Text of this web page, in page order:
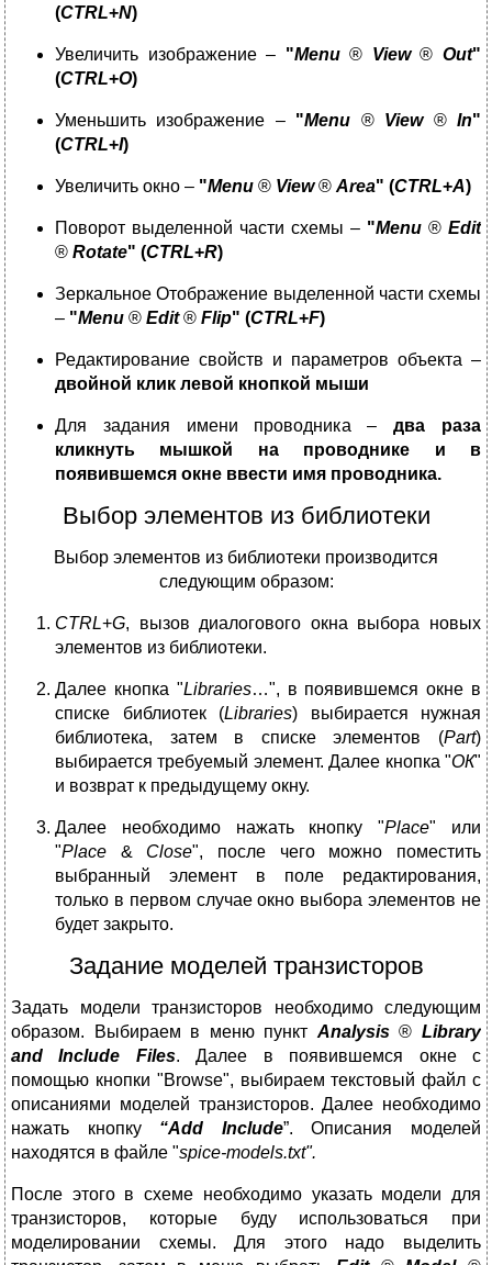
(CTRL+N)
Увеличить изображение – "Menu ® View ®Out"
(CTRL+O)
Уменьшить изображение – "Menu ® View ®In"
(CTRL+I)
Увеличить окно – "Menu ® View ® Area" (CTRL+A)
Поворот выделенной части схемы – "Menu ® Edit
® Rotate" (CTRL+R)
Зеркальное Отображение выделенной части схемы
– "Menu ® Edit ® Flip" (CTRL+F)
Редактирование свойств и параметров объекта –
двойной клик левой кнопкой мыши
Для задания имени проводника –два раза
кликнуть мышкой на проводнике и в
появившемся окне ввести имя проводника.
Выбор элементов из библиотеки
Выбор элементов из библиотеки производится
следующим образом:
CTRL+G, вызов диалогового окна выбора новых
элементов из библиотеки.
Далее кнопка "Libraries…", в появившемся окне в
списке библиотек (Libraries) выбирается нужная
библиотека, затем в списке элементов (Part)
выбирается требуемый элемент. Далее кнопка "ОК"
и возврат к предыдущему окну.
Далее необходимо нажать кнопку "Place" или
"Place & Close", после чего можно поместить
выбранный элемент в поле редактирования,
только в первом случае окно выбора элементов не
будет закрыто.
Задание моделей транзисторов
Задать модели транзисторов необходимо следующим
образом. Выбираем в меню пункт Analysis ®Library
and Include Files. Далее в появившемся окне с
помощью кнопки "Browse", выбираем текстовый файл с
описаниями моделей транзисторов. Далее необходимо
нажать кнопку “Add Include”. Описания моделей
находятся в файле "spice-models.txt".
После этого в схеме необходимо указать модели для
транзисторов, которые буду использоваться при
моделировании схемы. Для этого надо выделить